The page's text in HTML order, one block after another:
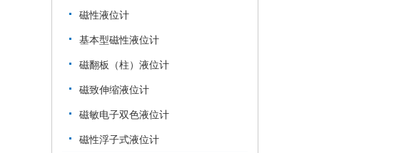
磁性液位计
基本型磁性液位计
磁翻板（柱）液位计
磁致伸缩液位计
磁敏电子双色液位计
磁性浮子式液位计